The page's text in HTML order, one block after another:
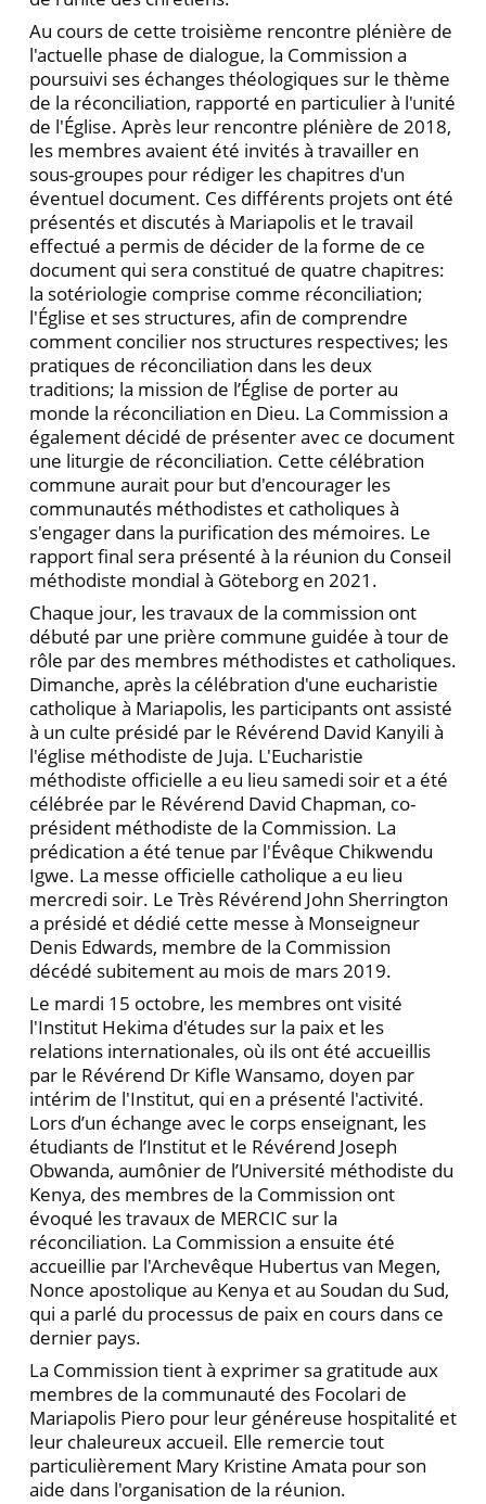
Au cours de cette troisième rencontre plénière de
l'actuelle phase de dialogue, la Commission a
poursuivi ses échanges théologiques sur le thème
de la réconciliation, rapporté en particulier à l'unité
de l'Église. Après leur rencontre plénière de 2018,
les membres avaient été invités à travailler en
sous-groupes pour rédiger les chapitres d'un
éventuel document. Ces différents projets ont été
présentés et discutés à Mariapolis et le travail
effectué a permis de décider de la forme de ce
document qui sera constitué de quatre chapitres:
la sotériologie comprise comme réconciliation;
l'Église et ses structures, afin de comprendre
comment concilier nos structures respectives; les
pratiques de réconciliation dans les deux
traditions; la mission de l’Église de porter au
monde la réconciliation en Dieu. La Commission a
également décidé de présenter avec ce document
une liturgie de réconciliation. Cette célébration
commune aurait pour but d'encourager les
communautés méthodistes et catholiques à
s'engager dans la purification des mémoires. Le
rapport final sera présenté à la réunion du Conseil
méthodiste mondial à Göteborg en 2021.
Chaque jour, les travaux de la commission ont
débuté par une prière commune guidée à tour de
rôle par des membres méthodistes et catholiques.
Dimanche, après la célébration d'une eucharistie
catholique à Mariapolis, les participants ont assisté
à un culte présidé par le Révérend David Kanyili à
l'église méthodiste de Juja. L'Eucharistie
méthodiste officielle a eu lieu samedi soir et a été
célébrée par le Révérend David Chapman, co-
président méthodiste de la Commission. La
prédication a été tenue par l'Évêque Chikwendu
Igwe. La messe officielle catholique a eu lieu
mercredi soir. Le Très Révérend John Sherrington
a présidé et dédié cette messe à Monseigneur
Denis Edwards, membre de la Commission
décédé subitement au mois de mars 2019.
Le mardi 15 octobre, les membres ont visité
l'Institut Hekima d'études sur la paix et les
relations internationales, où ils ont été accueillis
par le Révérend Dr Kifle Wansamo, doyen par
intérim de l'Institut, qui en a présenté l'activité.
Lors d’un échange avec le corps enseignant, les
étudiants de l’Institut et le Révérend Joseph
Obwanda, aumônier de l’Université méthodiste du
Kenya, des membres de la Commission ont
évoqué les travaux de MERCIC sur la
réconciliation. La Commission a ensuite été
accueillie par l'Archevêque Hubertus van Megen,
Nonce apostolique au Kenya et au Soudan du Sud,
qui a parlé du processus de paix en cours dans ce
dernier pays.
La Commission tient à exprimer sa gratitude aux
membres de la communauté des Focolari de
Mariapolis Piero pour leur généreuse hospitalité et
leur chaleureux accueil. Elle remercie tout
particulièrement Mary Kristine Amata pour son
aide dans l'organisation de la réunion.